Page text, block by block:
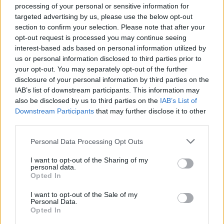
processing of your personal or sensitive information for
targeted advertising by us, please use the below opt-out
section to confirm your selection. Please note that after your
opt-out request is processed you may continue seeing
interest-based ads based on personal information utilized by
us or personal information disclosed to third parties prior to
your opt-out. You may separately opt-out of the further
disclosure of your personal information by third parties on the
IAB’s list of downstream participants. This information may
also be disclosed by us to third parties on the IAB’s List of
Downstream Participants that may further disclose it to other
Personal Data Processing Opt Outs
I want to opt-out of the Sharing of my
personal data.
Opted In
I want to opt-out of the Sale of my
Personal Data.
Opted In
Comentari:
Deseu el meu nom, el correu electrònic i el lloc web en
Captcha8 + 5 = ?
characters